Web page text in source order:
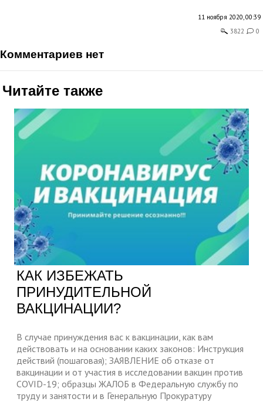
11 ноября 2020, 00:39
3822
0
комментариев нет
Читайте также
КАК ИЗБЕЖАТЬ
ПРИНУДИТЕЛЬНОЙ
ВАКЦИНАЦИИ?
В случае принуждения вас к вакцинации, как вам
действовать и на основании каких законов: Инструкция
действий (пошаговая); ЗАЯВЛЕНИЕ об отказе от
вакцинации и от участия в исследовании вакцин против
COVID-19; образцы ЖАЛОБ в Федеральную службу по
труду и занятости и в Генеральную Прокуратуру